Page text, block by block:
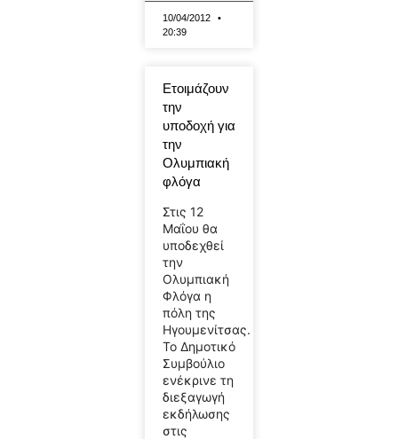
10/04/2012
20:39
Ετοιμάζουν
την
υποδοχή για
την
Ολυμπιακή
φλόγα
Στις 12
Μαΐου θα
υποδεχθεί
την
Ολυμπιακή
Φλόγα η
πόλη της
Ηγουμενίτσας.
Το Δημοτικό
Συμβούλιο
ενέκρινε τη
διεξαγωγή
εκδήλωσης
στις